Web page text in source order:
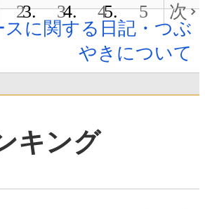
2 3 4 5
次
スに関する日記・つぶ
やきについて
キング